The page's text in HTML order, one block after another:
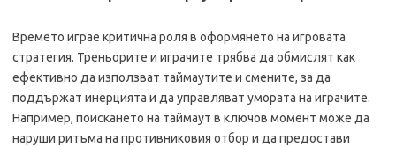
Времето играе критична роля в оформянето на игровата
стратегия. Треньорите и играчите трябва да обмислят как
ефективно да използват таймаутите и смените, за да
поддържат инерцията и да управляват умората на играчите.
Например, поискането на таймаут в ключов момент може да
наруши ритъма на противниковия отбор и да предостави